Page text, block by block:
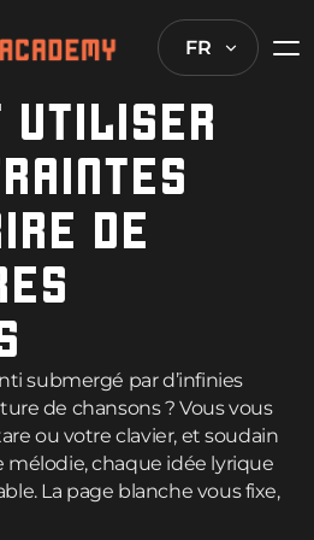
FR
UTILISER
DE
submergé par d’infinies
de chansons ? Vous vous
ou votre clavier, et soudain
mélodie, chaque idée lyrique
La page blanche vous fixe,
le choix. Voici quelque chose